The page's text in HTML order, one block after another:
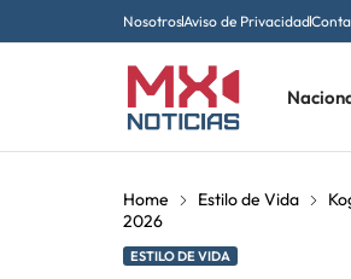
NosotrosAviso de Privacidad
Home Estilo de Vida
2026
ESTILO DE VIDA